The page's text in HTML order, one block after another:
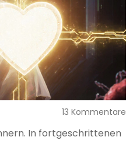
13 Kommentare
In fortgeschrittenen